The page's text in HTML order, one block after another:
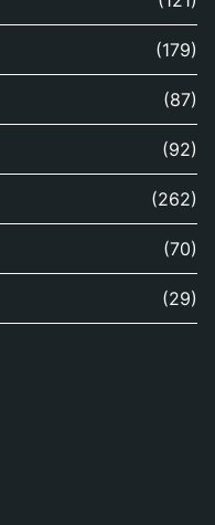
(179)
(87)
(92)
(262)
(70)
(29)